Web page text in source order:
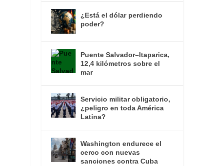
¿Está el dólar perdiendo
poder?
Puente Salvador–Itaparica,
12,4 kilómetros sobre el
mar
Servicio militar obligatorio,
¿peligro en toda América
Latina?
Washington endurece el
cerco con nuevas
sanciones contra Cuba